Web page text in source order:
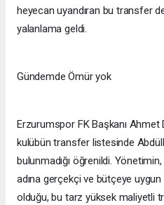
heyecan uyandıran bu transfer
yalanlama geldi.
Gündemde Ömür yok
Erzurumspor FK Başkanı Ahmet
kulübün transfer listesinde
bulunmadığı öğrenildi.
adına gerçekçi ve bütçeye uygun
olduğu, bu tarz yüksek maliyetli